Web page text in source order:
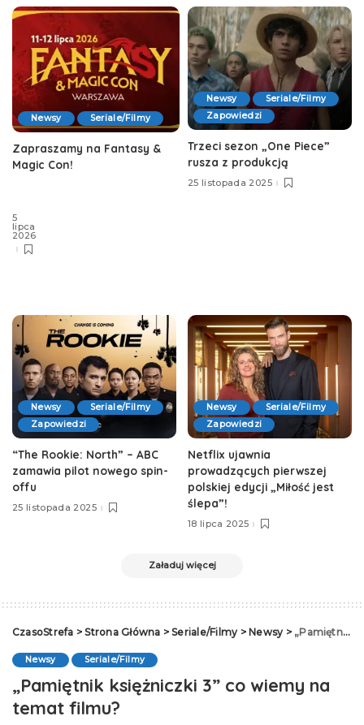
Newsy Seriale/Filmy
Zapraszamy na Fantasy &
Magic Con!
5
lipca
2026
Newsy
Seriale/Filmy
Zapowiedzi
Trzeci sezon „One Piece”
rusza z produkcją
25 listopada 2025
Newsy
Seriale/Filmy
Zapowiedzi
“The Rookie: North” – ABC
zamawia pilot nowego spin-
offu
25 listopada 2025
Newsy
Seriale/Filmy
Zapowiedzi
Netflix ujawnia
prowadzących pierwszej
polskiej edycji „Miłość jest
ślepa”!
18 lipca 2025
Załaduj więcej
CzasoStrefa >Strona Główna >Seriale/Filmy>Newsy> „Pamiętnik księżniczki 3” co wiemy na temat filmu?
Newsy Seriale/Filmy
„Pamiętnik księżniczki 3” co wiemy na
temat filmu?